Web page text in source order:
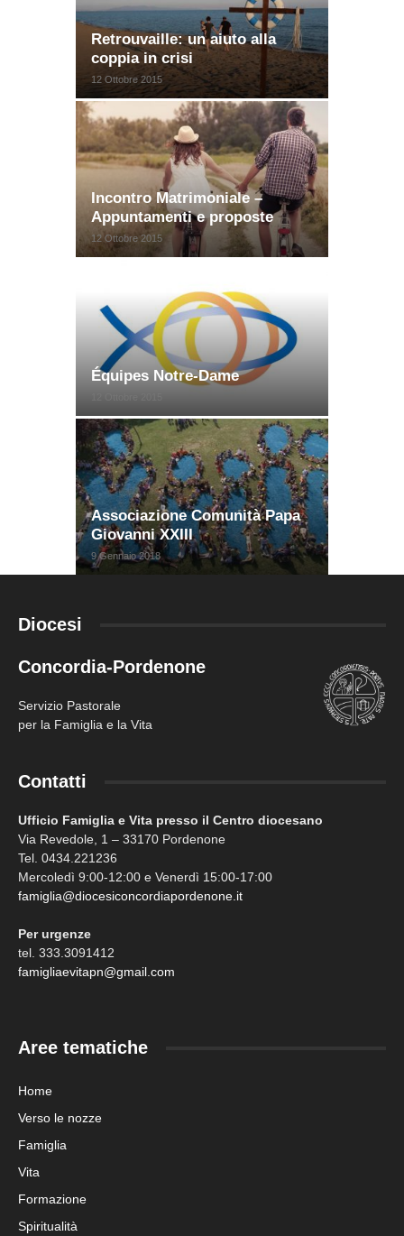
Retrouvaille: un aiuto alla
coppia in crisi
12 Ottobre 2015
Incontro Matrimoniale –
Appuntamenti e proposte
12 Ottobre 2015
Équipes Notre-Dame
Associazione Comunità Papa
Giovanni XXIII
9 Gennaio 2018
Diocesi
Concordia-Pordenone
Servizio Pastorale
per la Famiglia e la Vita
Contatti
Ufficio Famiglia e Vita presso il Centro diocesano
Via Revedole, 1 – 33170 Pordenone
Tel. 0434.221236
Mercoledì 9:00-12:00 e Venerdì 15:00-17:00
famiglia@diocesiconcordiapordenone.it
Per urgenze
tel. 333.3091412
famigliaevitapn@gmail.com
Aree tematiche
Home
Verso le nozze
Famiglia
Vita
Formazione
Spiritualità